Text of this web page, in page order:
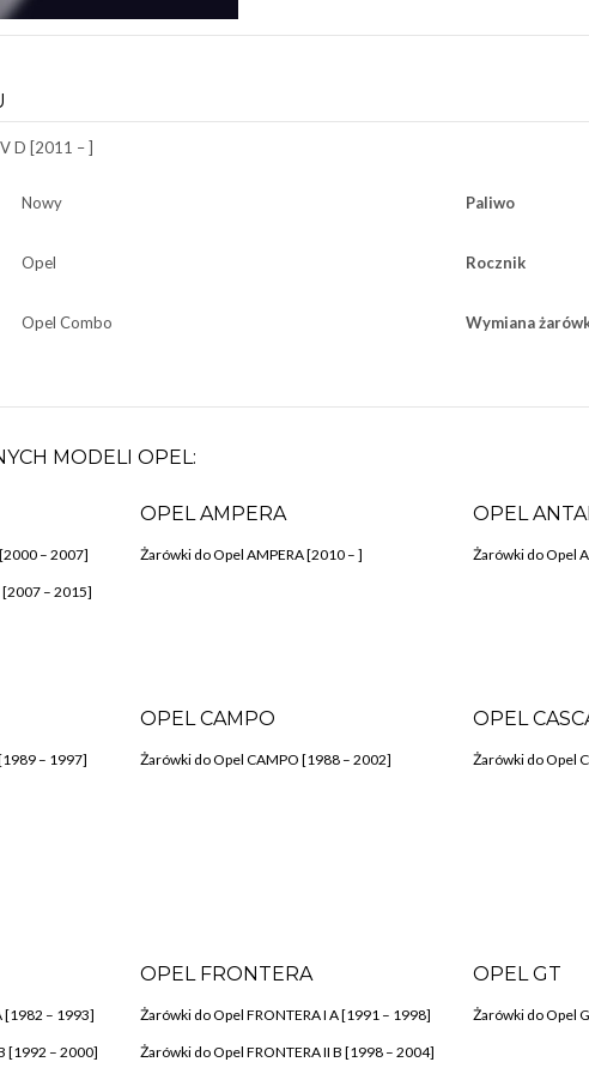
D [2011 – ]
Nowy
Opel
Opel Combo
Paliwo
Rocznik
Wymiana
MODELI OPEL:
– 2007]
[2007 – 2015]
OPEL AMPERA
Żarówki do Opel AMPERA [2010 – ]
OPEL
Żarówki do Opel
– 1997]
OPEL CAMPO
Żarówki do Opel CAMPO [1988 – 2002]
OPEL
Żarówki do Opel
[1982 – 1993]
[1992 – 2000]
OPEL FRONTERA
Żarówki do Opel FRONTERA I A [1991 – 1998]
Żarówki do Opel FRONTERA II B [1998 – 2004]
OPEL GT
Żarówki do Opel